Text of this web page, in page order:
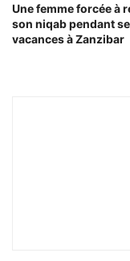
Une femme forcée à
son niqab pendant
vacances à Zanzibar